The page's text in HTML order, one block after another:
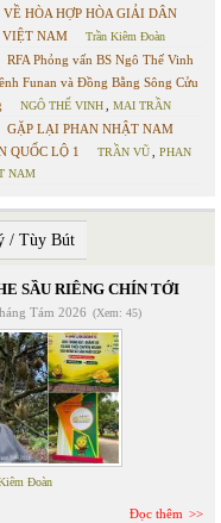
VỀ HÒA HỢP HÒA GIẢI DÂN
VIỆT NAM
Trần Kiêm Đoàn
RFA Phỏng vấn BS Ngô Thế Vinh
Funan và Đồng Bằng Sông Cửu
NGÔ THẾ VINH MAI TRẦN
GẶP LẠI PHAN NHẬT NAM
QUỐC LỘ 1
TRẦN VŨ
PHAN
NAM
/ Tùy Bút
SẦU RIÊNG CHÍN TỚI
Tám 2026 (Xem: 45)
Đoàn
Đọc thêm